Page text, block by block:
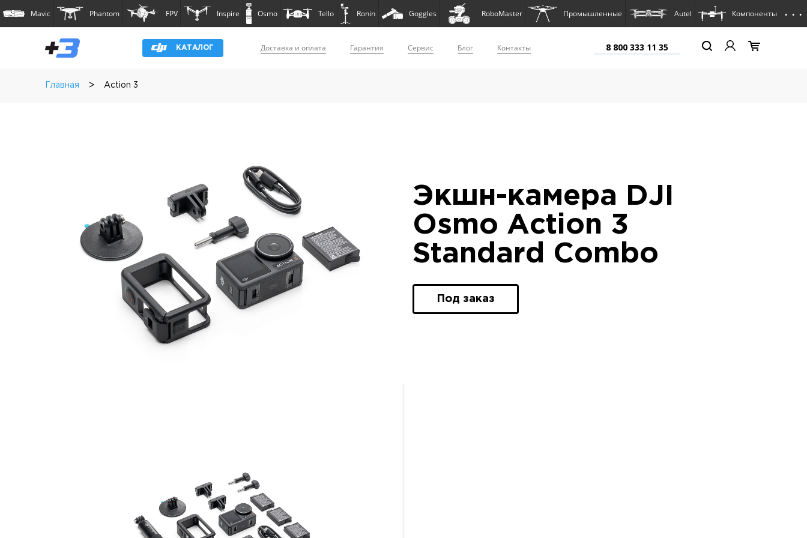
Mavic Phantom FPV Inspire Osmo Tello Ronin Goggles RoboMaster Промышленные Autel Компоненты . . .
КАТАЛОГ Доставка и оплата Гарантия Сервис Блог Контакты 8 800 333 11 35
Главная > Action 3
Экшн-камера DJI
Osmo Action 3
Standard Combo
Под заказ